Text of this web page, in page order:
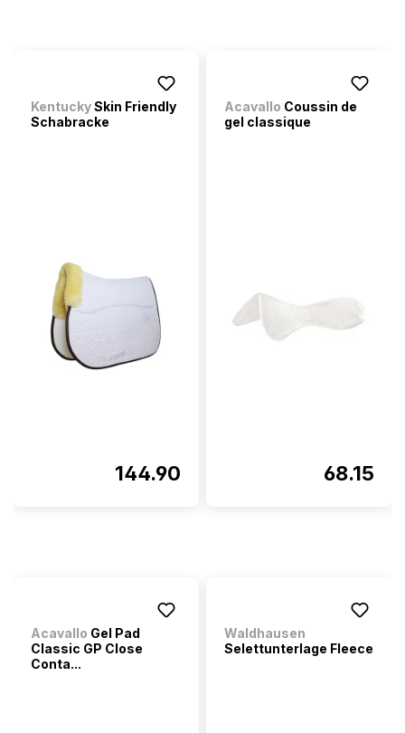
KentuckySkin Friendly
Schabracke
144.90
Acavallo Coussin de
gel classique
68.15
Acavallo Gel Pad
Classic GP Close
Conta...
Waldhausen
Selettunterlage Fleece